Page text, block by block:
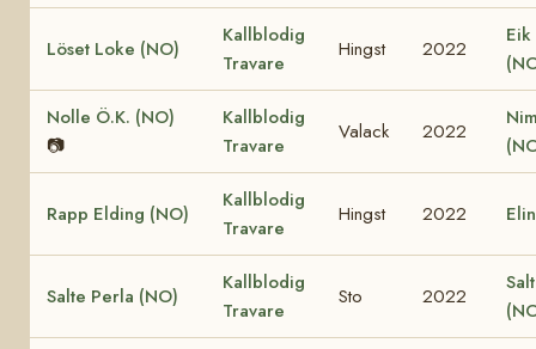
Löset Loke (NO)
Kallblodig
Travare
Hingst 2022
Nolle Ö.K. (NO)
📷
Kallblodig
Travare
Valack 2022
Rapp Elding (NO)
Kallblodig
Travare
Hingst 2022
Salte Perla (NO)
Kallblodig
Travare
Sto 2022